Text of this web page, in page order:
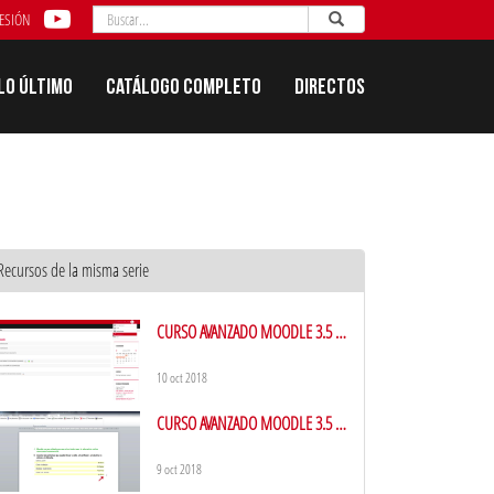
Buscar
Enviar
Buscar
último Catálogo completo Directos
de la misma serie
CURSO AVANZADO MOODLE 3.5 -
10 oct 2018
CURSO AVANZADO MOODLE 3.5 -
formato GIFT
9 oct 2018